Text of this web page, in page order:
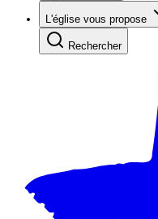
L'église vous propose
Rechercher